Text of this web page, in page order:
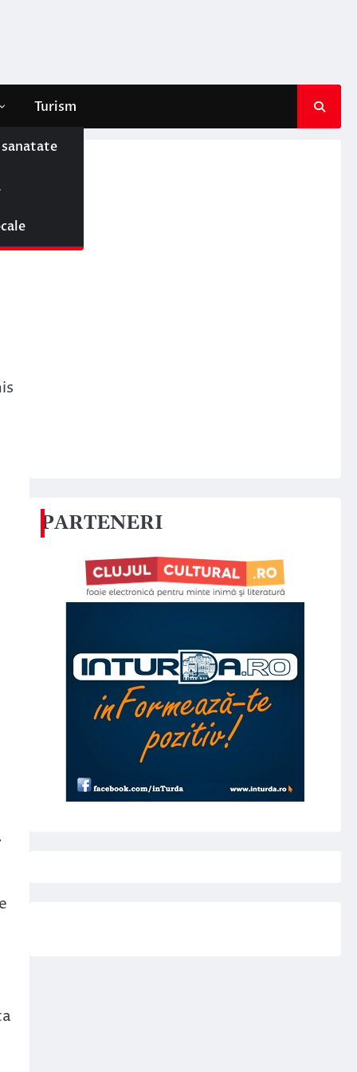
Turism
PARTENERI